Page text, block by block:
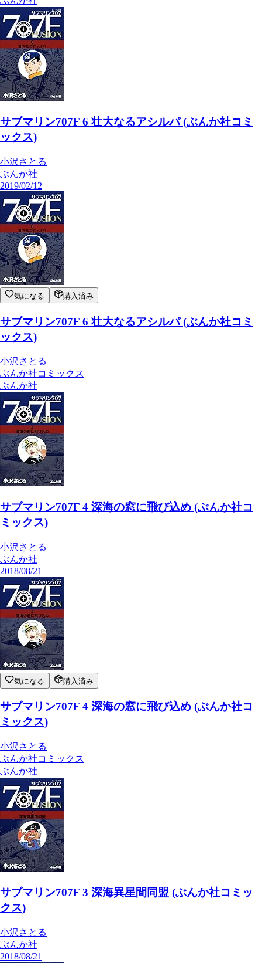
サブマリン707F 6 壮大なるアシルパ (ぶんか社コミ
ックス)
小沢さとる
ぶんか社
2019/02/12
気になる 購入済み
サブマリン707F 6 壮大なるアシルパ (ぶんか社コミ
ックス)
小沢さとる
ぶんか社コミックス
ぶんか社
サブマリン707F 4 深海の窓に飛び込め (ぶんか社コ
ミックス)
小沢さとる
ぶんか社
2018/08/21
気になる 購入済み
サブマリン707F 4 深海の窓に飛び込め (ぶんか社コ
ミックス)
小沢さとる
ぶんか社コミックス
ぶんか社
サブマリン707F 3 深海異星間同盟 (ぶんか社コミッ
クス)
小沢さとる
ぶんか社
2018/08/21